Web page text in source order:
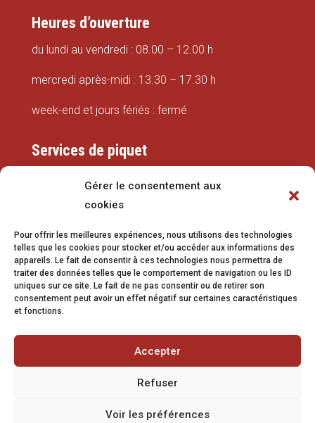
Gérer le consentement aux
cookies
Pour offrir les meilleures expériences, nous utilisons des technologies
telles que les cookies pour stocker et/ou accéder aux informations des
appareils. Le fait de consentir à ces technologies nous permettra de
traiter des données telles que le comportement de navigation ou les ID
uniques sur ce site. Le fait de ne pas consentir ou de retirer son
consentement peut avoir un effet négatif sur certaines caractéristiques
et fonctions.
Accepter
Refuser
Voir les préférences
Heures d’ouverture
du lundi au vendredi : 08.00 – 12.00 h
mercredi après-midi : 13.30 – 17.30 h
week-end et jours fériés : fermé
Services de piquet
079 337 66 42
eaux@vetroz.ch
Travaux publics
079 213 92 08